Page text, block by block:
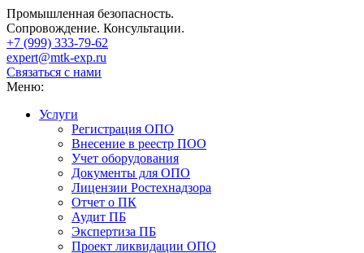
Промышленная безопасность.
Сопровождение. Консультации.
+7 (999) 333-79-62
expert@mtk-exp.ru
Связаться с нами
Меню:
Услуги
Регистрация ОПО
Внесение в реестр ПОО
Учет оборудования
Документы для ОПО
Лицензии Ростехнадзора
Отчет о ПК
Аудит ПБ
Экспертиза ПБ
Проект ликвидации ОПО